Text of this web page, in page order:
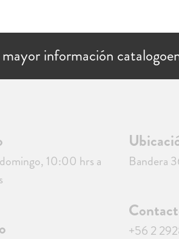
información
10:00 hrs a
Bandera
+56 2